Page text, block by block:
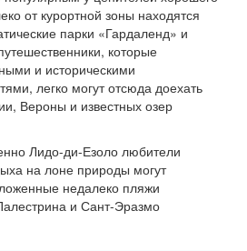
от курортной зоны находятся
парки «Гардаленд» и
которые
и историческими
легко могут отсюда доехать
Вероны и известных озер
Лидо-ди-Езоло любители
на лоне природы могут
недалеко пляжи
и Сант-Эразмо